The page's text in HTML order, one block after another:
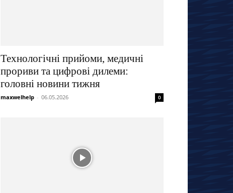
Технологічні прийоми, медичні
прориви та цифрові дилеми:
головні новини тижня
maxwelhelp - 06.05.2026 0